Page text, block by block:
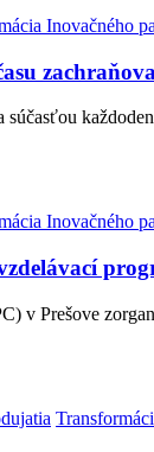
Inovačného
Inovačného
v Prešove